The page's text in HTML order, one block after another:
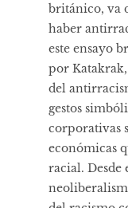
británico, va
haber
este ensayo
por
del
gestos
corporativas
económicas
racial. Desde